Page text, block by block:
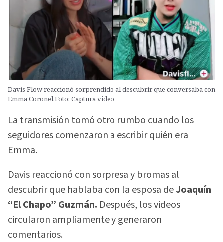
Davis Flow reaccionó sorprendido al descubrir que conversaba con
Emma Coronel.Foto: Captura video
La transmisión tomó otro rumbo cuando los
seguidores comenzaron a escribir quién era
Emma.
Davis reaccionó con sorpresa y bromas al
descubrir que hablaba con la esposa deJoaquín
“El Chapo” Guzmán. Después, los videos
circularon ampliamente y generaron
comentarios.